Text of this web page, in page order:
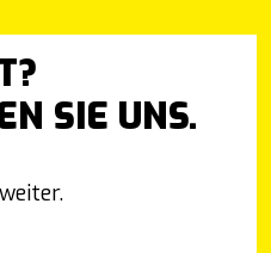
SIE UNS.